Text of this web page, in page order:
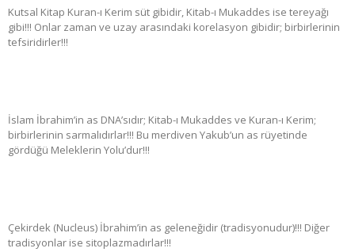
Kutsal Kitap Kuran-ı Kerim süt gibidir, Kitab-ı Mukaddes ise tereyağı
gibi!!! Onlar zaman ve uzay arasındaki korelasyon gibidir; birbirlerinin
tefsiridirler!!!
İslam İbrahim’in as DNA’sıdır; Kitab-ı Mukaddes ve Kuran-ı Kerim;
birbirlerinin sarmalıdırlar!!! Bu merdiven Yakub’un as rüyetinde
gördüğü Meleklerin Yolu’dur!!!
Çekirdek (Nucleus) İbrahim’in as geleneğidir (tradisyonudur)!!! Diğer
tradisyonlar ise sitoplazmadırlar!!!